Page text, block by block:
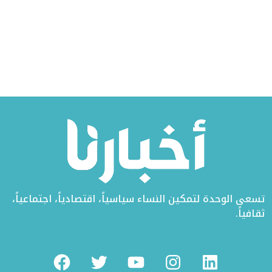
تسعى الوحدة لتمكين النساء سياسياً، اقتصادياً، اجتماعياً،
ثقافياً.